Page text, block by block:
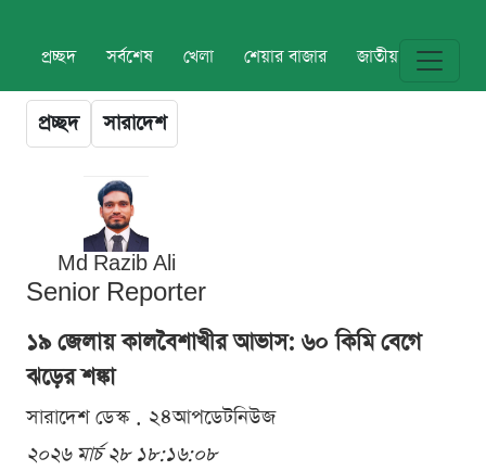
প্রচ্ছদ সর্বশেষ খেলা শেয়ার বাজার জাতীয় বিশ্ব
প্রচ্ছদ সারাদেশ
Md Razib Ali
Senior Reporter
১৯ জেলায় কালবৈশাখীর আভাস: ৬০ কিমি বেগে
ঝড়ের শঙ্কা
সারাদেশ ডেস্ক . ২৪আপডেটনিউজ
২০২৬ মার্চ ২৮ ১৮:১৬:০৮